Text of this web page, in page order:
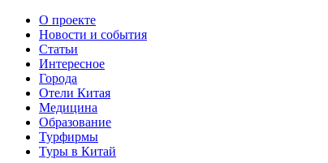
О проекте
Новости и события
Статьи
Интересное
Города
Отели Китая
Медицина
Образование
Турфирмы
Туры в Китай